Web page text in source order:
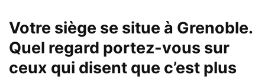
Votre siège se situe à Grenoble.
Quel regard portez-vous sur
ceux qui disent que c’est plus